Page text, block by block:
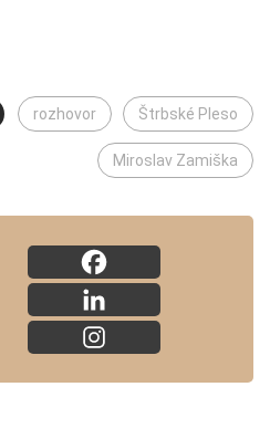
rozhovor Štrbské Pleso
Miroslav Zamiška